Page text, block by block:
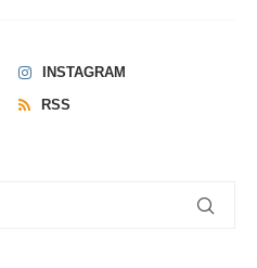
INSTAGRAM
RSS